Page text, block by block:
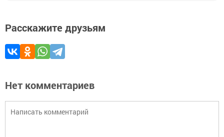
Расскажите друзьям
Нет комментариев